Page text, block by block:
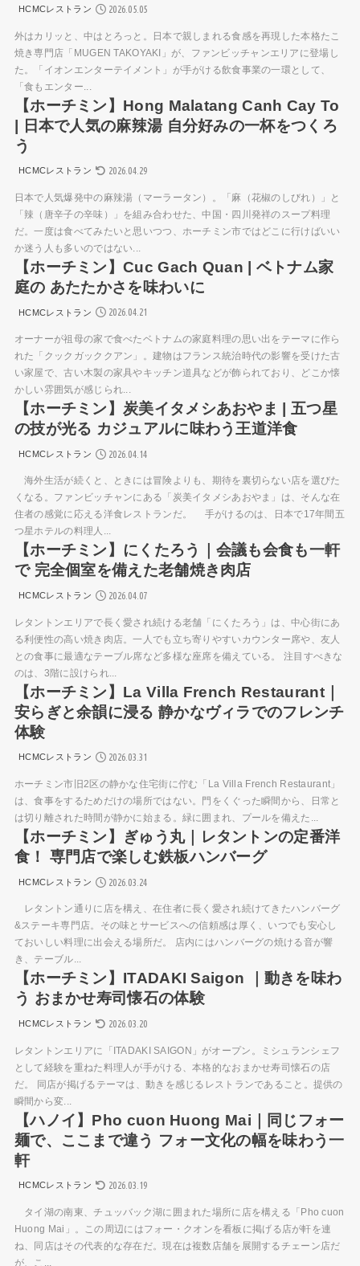
HCMCレストラン 2026.05.05
外はカリッと、中はとろっと。日本で親しまれる食感を再現した本格たこ
焼き専門店「MUGEN TAKOYAKI」が、ファンビッチャンエリアに登場し
た。「イオンエンターテイメント」が手がける飲食事業の一環として、
「食もエンター...
【ホーチミン】Hong Malatang Canh Cay To
| 日本で人気の麻辣湯 自分好みの一杯をつくろ
う
HCMCレストラン 2026.04.29
日本で人気爆発中の麻辣湯（マーラータン）。「麻（花椒のしびれ）」と
「辣（唐辛子の辛味）」を組み合わせた、中国・四川発祥のスープ料理
だ。一度は食べてみたいと思いつつ、ホーチミン市ではどこに行けばいい
か迷う人も多いのではない...
【ホーチミン】Cuc Gach Quan | ベトナム家
庭の あたたかさを味わいに
HCMCレストラン 2026.04.21
オーナーが祖母の家で食べたベトナムの家庭料理の思い出をテーマに作ら
れた「クックガッククアン」。建物はフランス統治時代の影響を受けた古
い家屋で、古い木製の家具やキッチン道具などが飾られており、どこか懐
かしい雰囲気が感じられ...
【ホーチミン】炭美イタメシあおやま | 五つ星
の技が光る カジュアルに味わう王道洋食
HCMCレストラン 2026.04.14
海外生活が続くと、ときには冒険よりも、期待を裏切らない店を選びた
くなる。ファンビッチャンにある「炭美イタメシあおやま」は、そんな在
住者の感覚に応える洋食レストランだ。 手がけるのは、日本で17年間五
つ星ホテルの料理人...
【ホーチミン】にくたろう｜会議も会食も一軒
で 完全個室を備えた老舗焼き肉店
HCMCレストラン 2026.04.07
レタントンエリアで長く愛され続ける老舗「にくたろう」は、中心街にあ
る利便性の高い焼き肉店。一人でも立ち寄りやすいカウンター席や、友人
との食事に最適なテーブル席など多様な座席を備えている。 注目すべきな
のは、3階に設けられ...
【ホーチミン】La Villa French Restaurant｜
安らぎと余韻に浸る 静かなヴィラでのフレンチ
体験
HCMCレストラン 2026.03.31
ホーチミン市旧2区の静かな住宅街に佇む「La Villa French Restaurant」
は、食事をするためだけの場所ではない。門をくぐった瞬間から、日常と
は切り離された時間が静かに始まる。緑に囲まれ、プールを備えた...
【ホーチミン】ぎゅう丸｜レタントンの定番洋
食！ 専門店で楽しむ鉄板ハンバーグ
HCMCレストラン 2026.03.24
レタントン通りに店を構え、在住者に長く愛され続けてきたハンバーグ
&ステーキ専門店。その味とサービスへの信頼感は厚く、いつでも安心し
ておいしい料理に出会える場所だ。 店内にはハンバーグの焼ける音が響
き、テーブル...
【ホーチミン】ITADAKI Saigon ｜動きを味わ
う おまかせ寿司懐石の体験
HCMCレストラン 2026.03.20
レタントンエリアに「ITADAKI SAIGON」がオープン。ミシュランシェフ
として経験を重ねた料理人が手がける、本格的なおまかせ寿司懐石の店
だ。 同店が掲げるテーマは、動きを感じるレストランであること。提供の
瞬間から変...
【ハノイ】Pho cuon Huong Mai｜同じフォー
麺で、ここまで違う フォー文化の幅を味わう一
軒
HCMCレストラン 2026.03.19
タイ湖の南東、チュッバック湖に囲まれた場所に店を構える「Pho cuon
Huong Mai」。この周辺にはフォー・クオンを看板に掲げる店が軒を連
ね、同店はその代表的な存在だ。現在は複数店舗を展開するチェーン店だ
が、こ...